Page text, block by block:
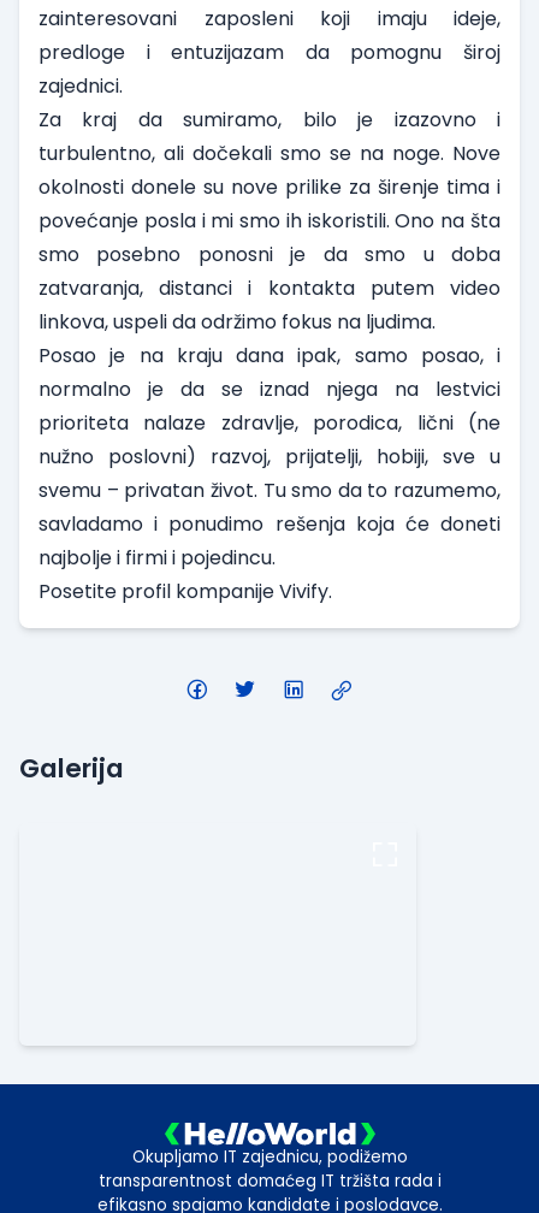
zainteresovani zaposleni koji imaju ideje,
predloge i entuzijazam da pomognu široj
zajednici.
Za kraj da sumiramo, bilo je izazovno i
turbulentno, ali dočekali smo se na noge. Nove
okolnosti donele su nove prilike za širenje tima i
povećanje posla i mi smo ih iskoristili. Ono na šta
smo posebno ponosni je da smo u doba
zatvaranja, distanci i kontakta putem video
linkova, uspeli da održimo fokus na ljudima.
Posao je na kraju dana ipak, samo posao, i
normalno je da se iznad njega na lestvici
prioriteta nalaze zdravlje, porodica, lični (ne
nužno poslovni) razvoj, prijatelji, hobiji, sve u
svemu – privatan život. Tu smo da to razumemo,
savladamo i ponudimo rešenja koja će doneti
najbolje i firmi i pojedincu.
Posetite profil kompanije Vivify.
Galerija
Okupljamo IT zajednicu, podižemo
transparentnost domaćeg IT tržišta rada i
efikasno spajamo kandidate i poslodavce.